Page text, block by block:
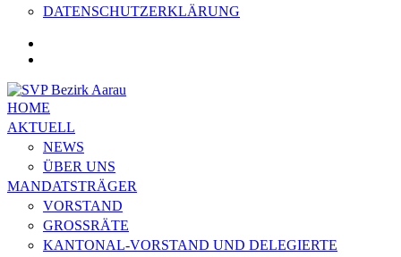
DATENSCHUTZERKLÄRUNG
HOME
AKTUELL
NEWS
ÜBER UNS
MANDATSTRÄGER
VORSTAND
GROSSRÄTE
KANTONAL-VORSTAND UND DELEGIERTE